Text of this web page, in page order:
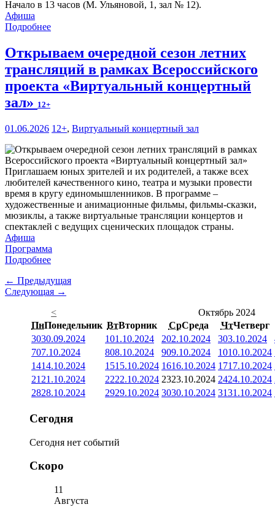
Начало в 13 часов (М. Ульяновой, 1, зал № 12).
Афиша
Подробнее
Открываем очередной сезон летних
трансляций в рамках Всероссийского
проекта «Виртуальный концертный
зал» 12+
01.06.2026 12+, Виртуальный концертный зал
Приглашаем юных зрителей и их родителей, а также всех
любителей качественного кино, театра и музыки провести
время в кругу единомышленников. В программе –
художественные и анимационные фильмы, фильмы-сказки,
мюзиклы, а также виртуальные трансляции концертов и
спектаклей с ведущих сценических площадок страны.
Афиша
Программа
Подробнее
← Предыдущая
Следующая →
<
Октябрь 2024
ПнПонедельник ВтВторник СрСреда ЧтЧетверг
3030.09.2024 101.10.2024 202.10.2024 303.10.2024
707.10.2024 808.10.2024 909.10.2024 1010.10.2024
1414.10.2024 1515.10.2024 1616.10.2024 1717.10.2024
21 21.10.2024 2222.10.2024 2323.10.2024 2424.10.2024
2828.10.2024 2929.10.2024 3030.10.2024 3131.10.2024
Сегодня
Сегодня нет событий
Скоро
11
Августа